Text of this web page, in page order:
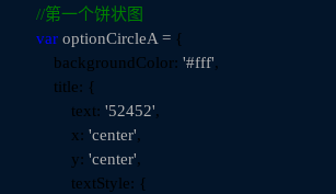
//第一个饼状图
var optionCircleA = {
            backgroundColor:
'#fff',
            title: {
                text:
'52452',
                x:
'center',
                y:
'center',
                textStyle: {